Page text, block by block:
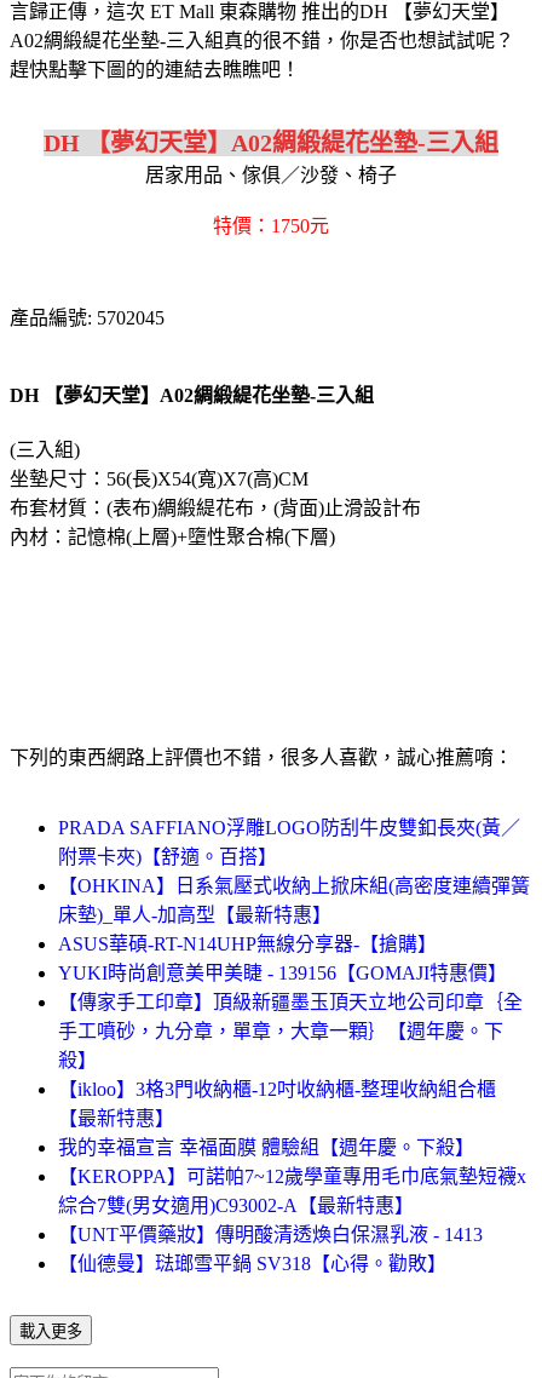
言歸正傳，這次 ET Mall 東森購物 推出的DH 【夢幻天堂】
A02綢緞緹花坐墊-三入組真的很不錯，你是否也想試試呢？
趕快點擊下圖的的連結去瞧瞧吧！
DH 【夢幻天堂】A02綢緞緹花坐墊-三入組
居家用品、傢俱／沙發、椅子
特價：1750元
產品編號: 5702045
DH 【夢幻天堂】A02綢緞緹花坐墊-三入組
(三入組)
坐墊尺寸：56(長)X54(寬)X7(高)CM
布套材質：(表布)綢緞緹花布，(背面)止滑設計布
內材：記憶棉(上層)+墮性聚合棉(下層)
下列的東西網路上評價也不錯，很多人喜歡，誠心推薦唷：
PRADA SAFFIANO浮雕LOGO防刮牛皮雙釦長夾(黃／
附票卡夾)【舒適。百搭】
【OHKINA】日系氣壓式收納上掀床組(高密度連續彈簧
床墊)_單人-加高型【最新特惠】
ASUS華碩-RT-N14UHP無線分享器-【搶購】
YUKI時尚創意美甲美睫 - 139156【GOMAJI特惠價】
【傳家手工印章】頂級新疆墨玉頂天立地公司印章｛全
手工噴砂，九分章，單章，大章一顆｝【週年慶。下
殺】
【ikloo】3格3門收納櫃-12吋收納櫃-整理收納組合櫃
【最新特惠】
我的幸福宣言 幸福面膜 體驗組【週年慶。下殺】
【KEROPPA】可諾帕7~12歲學童專用毛巾底氣墊短襪x
綜合7雙(男女適用)C93002-A【最新特惠】
【UNT平價藥妝】傳明酸清透煥白保濕乳液 - 1413
【仙德曼】琺瑯雪平鍋 SV318【心得。勸敗】
載入更多